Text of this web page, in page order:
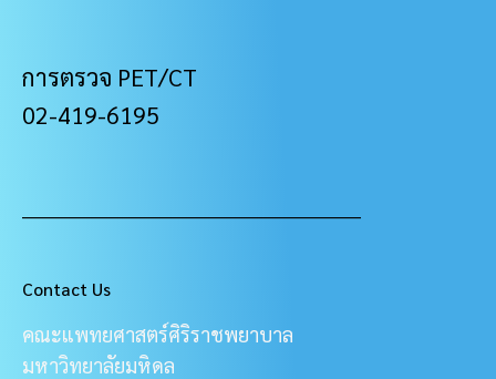
การตรวจ PET/CT
02-419-6195
Contact Us
คณะแพทยศาสตร์ศิริราชพยาบาล
มหาวิทยาลัยมหิดล